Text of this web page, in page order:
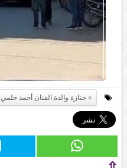
جنازة والدة الفنان أحمد حلمي